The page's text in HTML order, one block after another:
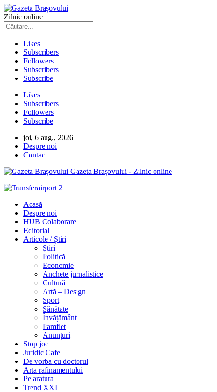
Zilnic online
Likes
Subscribers
Followers
Subscribers
Subscribe
Likes
Subscribers
Followers
Subscribe
joi, 6 aug., 2026
Despre noi
Contact
Gazeta Brașovului - Zilnic online
Acasă
Despre noi
HUB Colaborare
Editorial
Articole / Știri
Știri
Politică
Economie
Anchete jurnalistice
Cultură
Artă – Design
Sport
Sănătate
Învățământ
Pamflet
Anunțuri
Stop joc
Juridic Cafe
De vorba cu doctorul
Arta rafinamentului
Pe aratura
Trend XXI